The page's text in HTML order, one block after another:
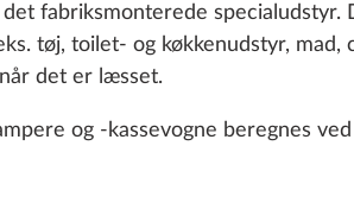
fabriksmonterede
tøj, toilet- og køkkenudstyr,
det er læsset.
og -kassevogne beregnes